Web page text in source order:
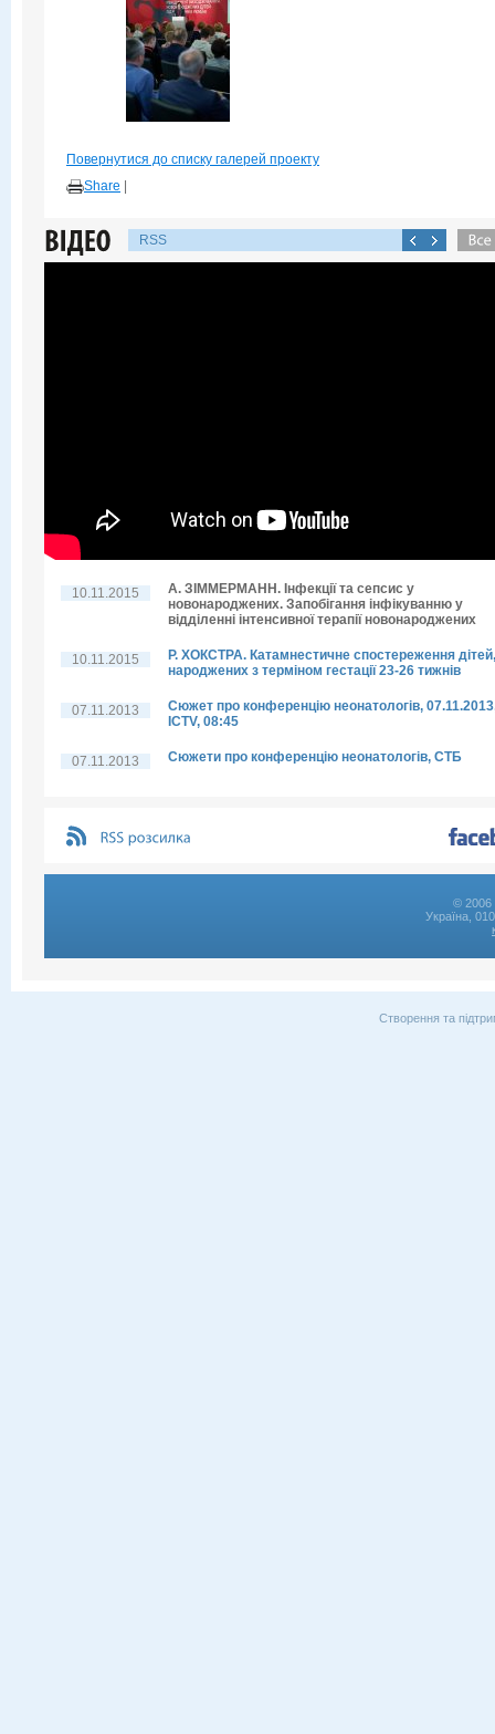
Повернутися до списку галерей проекту
Share
RSS
10.11.2015
А. ЗІММЕРМАНН. Інфекції та сепсис у
новонароджених. Запобігання інфікуванню у
відділенні інтенсивної терапії новонароджених
10.11.2015
Р. ХОКСТРА. Катамнестичне спостереження дітей,
народжених з терміном гестації 23-26 тижнів
07.11.2013
Cюжет про конференцію неонатологів,
ICTV, 08:45
07.11.2013 Сюжети про конференцію неонатологів, СТБ
© 2006
Україна,
Створення та